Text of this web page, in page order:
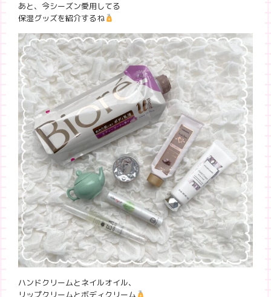
あと、今シーズン愛用してる
保湿グッズを紹介するね
ハンドクリームとネイルオイル、
リップクリームとボディクリーム